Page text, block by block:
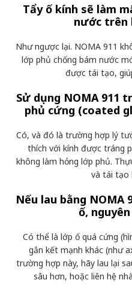
Tẩy ố kính sẽ làm
nước trên
Như ngược lại. NOMA 911
lớp phủ chống bám nước
được tái tạo,
Sử dụng NOMA 911
phủ cứng (coated
Có, và đó là trường hợp lý
thích với kính được tráng
không làm hỏng lớp phủ.
và tái tạo
Nếu lau bằng NOMA
ố,
Có thể là lớp ố quá cứng
gắn kết mạnh khác (như
trường hợp này, hãy lau lại
sâu hơn, hoặc liên hệ